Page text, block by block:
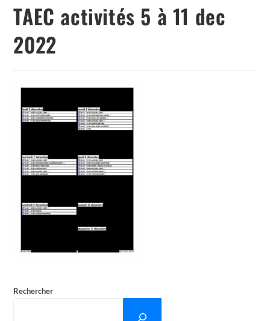
TAEC activités 5 à 11 dec
2022
Rechercher